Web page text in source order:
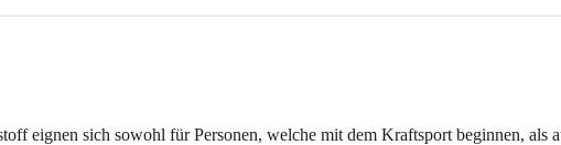
eignen sich sowohl für Personen, welche mit dem Kraftsport beginnen, als